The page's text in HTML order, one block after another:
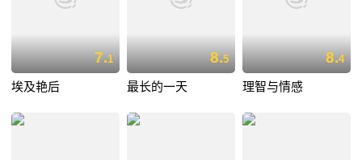
7.1
埃及艳后
8.5
最长的一天
8.4
理智与情感